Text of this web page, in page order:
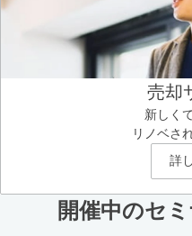
売却
新しく
リノベさ
詳
開催中のセ